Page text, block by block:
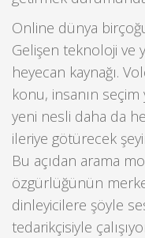
Online dünya
Gelişen teknoloji ve
heyecan kaynağı.
konu, insanın
yeni nesli daha da
ileriye götürecek
Bu açıdan arama
özgürlüğünün
dinleyicilere şöyle
tedarikçisiyle